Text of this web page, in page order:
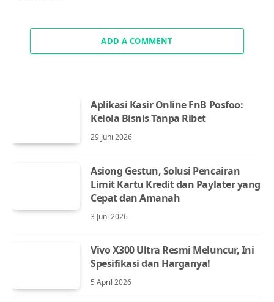
ADD A COMMENT
Aplikasi Kasir Online FnB Posfoo:
Kelola Bisnis Tanpa Ribet
29 Juni 2026
Asiong Gestun, Solusi Pencairan
Limit Kartu Kredit dan Paylater yang
Cepat dan Amanah
3 Juni 2026
Vivo X300 Ultra Resmi Meluncur, Ini
Spesifikasi dan Harganya!
5 April 2026